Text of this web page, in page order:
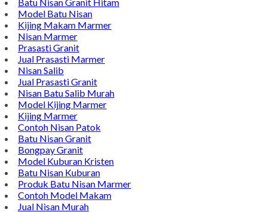
Model Plakat Vandel Unik
Contoh Vandel
Contoh Nisan Batu Kali
Batu Nisan Granit Hitam
Model Batu Nisan
Kijing Makam Marmer
Nisan Marmer
Prasasti Granit
Jual Prasasti Marmer
Nisan Salib
Jual Prasasti Granit
Nisan Batu Salib Murah
Model Kijing Marmer
Kijing Marmer
Contoh Nisan Patok
Batu Nisan Granit
Bongpay Granit
Model Kuburan Kristen